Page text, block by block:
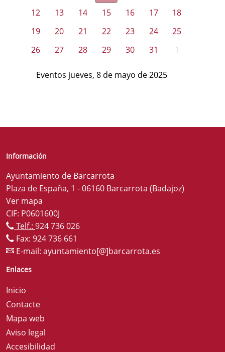
12
13 14 15 16 17
18
19
20 21 22 23 24
25
26
27 28 29 30 31 1
Eventos jueves, 8 de mayo de 2025
Información
Ayuntamiento de Barcarrota
Plaza de España, 1 - 06160 Barcarrota (Badajoz)
Ver mapa
CIF: P0601600J
Telf.: 924 736 026
Fax: 924 736 661
E-mail: ayuntamiento[@]barcarrota.es
Enlaces
Inicio
Contacte
Mapa web
Aviso legal
Accesibilidad